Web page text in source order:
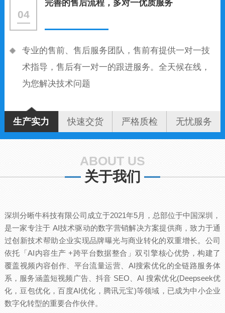
04
完善的售后流程，多对一优质服务
专业的售前、售后服务团队，售前有提供一对一技
术指导，售后有一对一的跟进服务。全天候在线，
为您解决技术问题
生产实力 快速交货 严格质检 无忧服务
ABOUT US
关于我们
深圳分晰牛科技有限公司成立于2021年5月，总部位于中国深圳，
是一家专注于 AI技术驱动的数字营销解决方案提供商，致力于通
过创新技术帮助企业实现品牌曝光与商业转化的双重增长。公司
依托「AI内容生产 +跨平台数据整合」双引擎核心优势，构建了
覆盖视频内容创作、平台流量运营、AI搜索优化的全链路服务体
系，服务涵盖短视频广告、抖音 SEO、AI 搜索优化(Deepseek优
化，豆包优化，百度AI优化，腾讯元宝)等领域，已成为中小企业
数字化转型的重要合作伙伴。